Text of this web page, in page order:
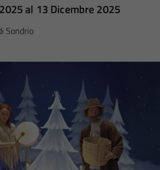
al 13 Dicembre 2025
Sondrio